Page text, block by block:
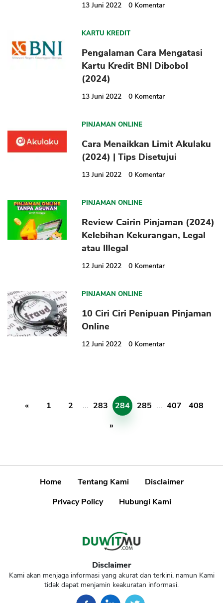
13 Juni 2022 0 Komentar
KARTU KREDIT
Pengalaman Cara Mengatasi
Kartu Kredit BNI Dibobol
(2024)
13 Juni 2022 0 Komentar
PINJAMAN ONLINE
Cara Menaikkan Limit Akulaku
(2024) | Tips Disetujui
13 Juni 2022 0 Komentar
PINJAMAN ONLINE
Review Cairin Pinjaman (2024)
Kelebihan Kekurangan, Legal
atau Illegal
12 Juni 2022 0 Komentar
PINJAMAN ONLINE
10 Ciri Ciri Penipuan Pinjaman
Online
12 Juni 2022 0 Komentar
« 1 2 ... 283 284 285 ... 407
408
»
Home Tentang Kami
Disclaimer
Privacy Policy
Hubungi Kami
Disclaimer
Kami akan menjaga informasi yang akurat dan terkini, namun Kami
tidak dapat menjamin keakuratan informasi.